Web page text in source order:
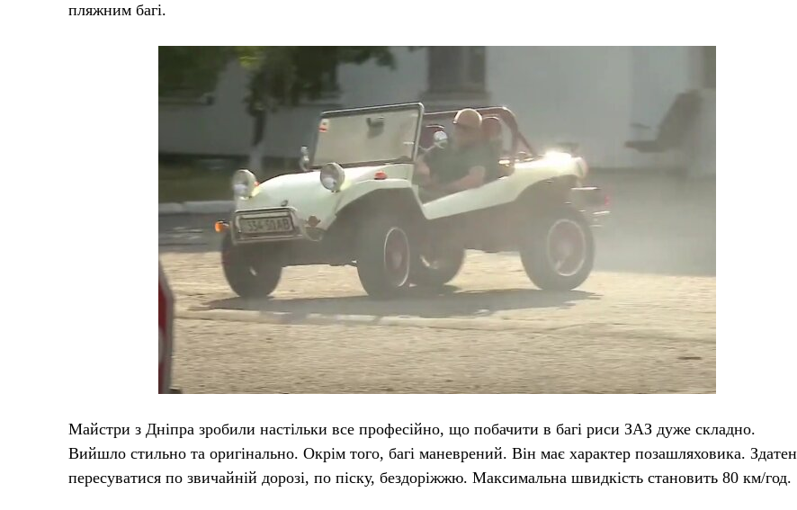
пляжним багі.
Майстри з Дніпра зробили настільки все професійно, що побачити в багі риси ЗАЗ дуже складно.‎
Вийшло стильно та оригінально. Окрім того, багі маневрений. Він має характер позашляховика. Здатен
пересуватися по звичайній дорозі, по піску, бездоріжжю. Максимальна швидкість становить 80 км/год.